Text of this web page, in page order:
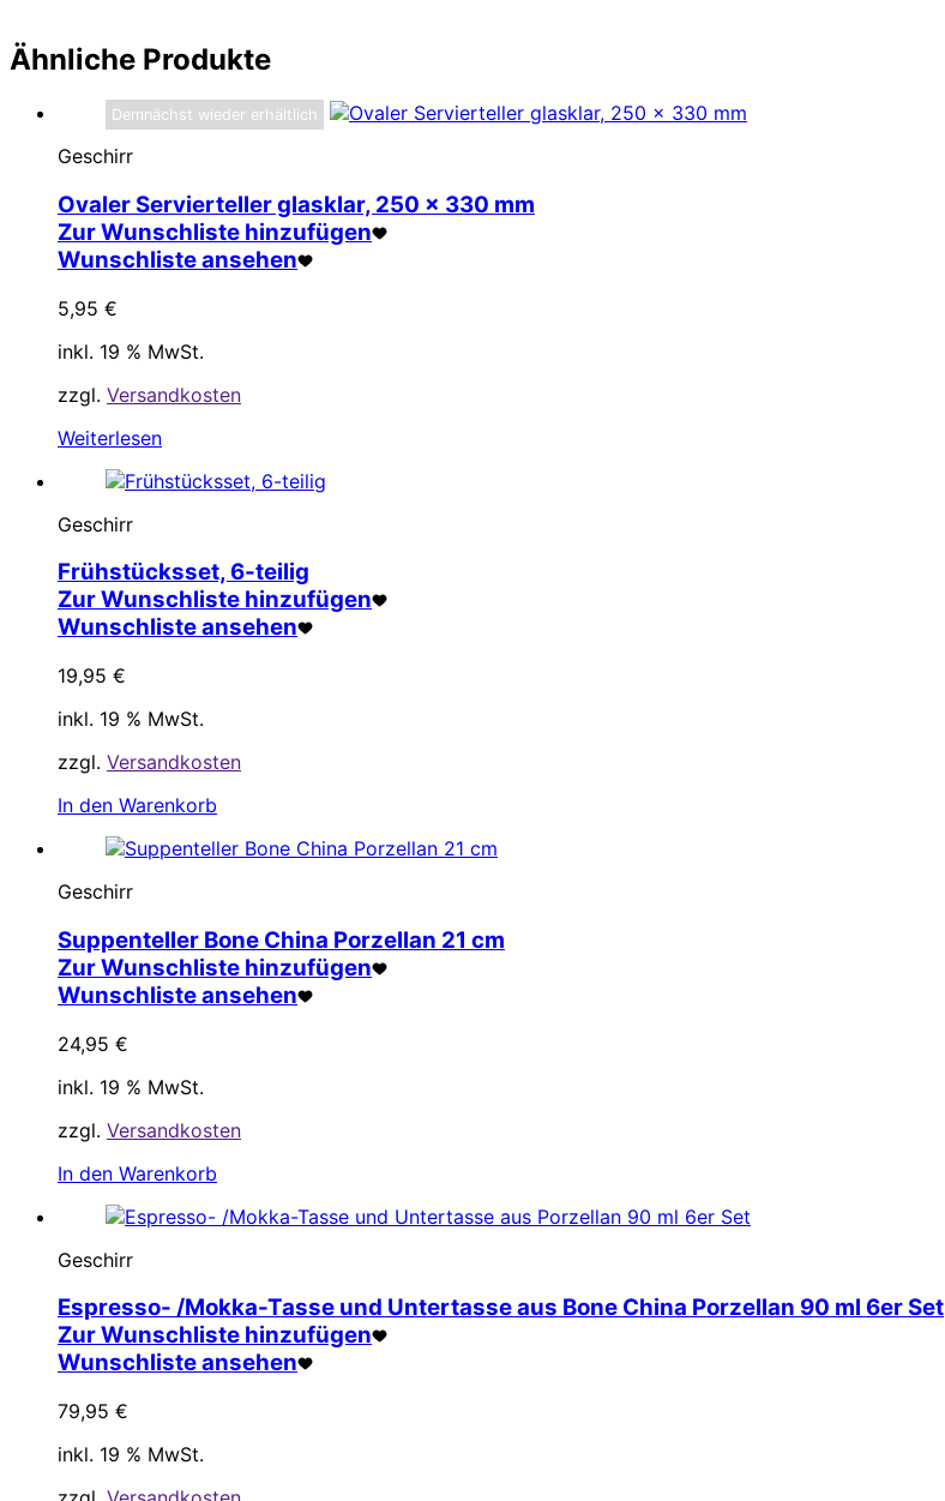
Ähnliche Produkte
Demnächst wieder erhältlich
Geschirr
Ovaler Servierteller glasklar, 250 x 330 mm
Zur Wunschliste hinzufügen
Wunschliste ansehen
5,95 €
inkl. 19 % MwSt.
zzgl. Versandkosten
Weiterlesen
Geschirr
Frühstücksset, 6-teilig
Zur Wunschliste hinzufügen
Wunschliste ansehen
19,95 €
inkl. 19 % MwSt.
zzgl. Versandkosten
In den Warenkorb
Geschirr
Suppenteller Bone China Porzellan 21 cm
Zur Wunschliste hinzufügen
Wunschliste ansehen
24,95 €
inkl. 19 % MwSt.
zzgl. Versandkosten
In den Warenkorb
Geschirr
Espresso- /Mokka-Tasse und Untertasse aus Bone China Porzellan 90 ml 6er Set
Zur Wunschliste hinzufügen
Wunschliste ansehen
79,95 €
inkl. 19 % MwSt.